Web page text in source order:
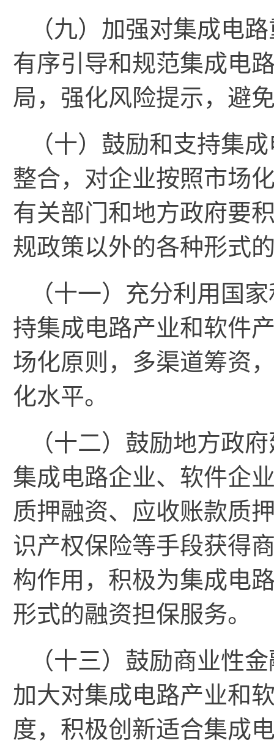
（九）加强对集成电
有序引导和规范集成电
局，强化风险提示，避
（十）鼓励和支持集
整合，对企业按照市场
有关部门和地方政府要
规政策以外的各种形式
（十一）充分利用国
持集成电路产业和软件
场化原则，多渠道筹资
化水平。
（十二）鼓励地方政
集成电路企业、软件企
质押融资、应收账款质
识产权保险等手段获得
构作用，积极为集成电
形式的融资担保服务。
（十三）鼓励商业性
加大对集成电路产业和
度，积极创新适合集成